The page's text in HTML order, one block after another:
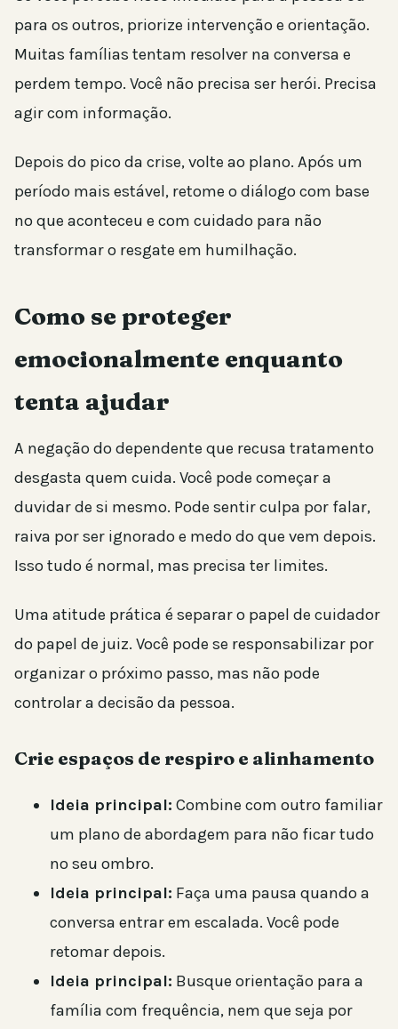
para os outros, priorize intervenção e orientação.
Muitas famílias tentam resolver na conversa e
perdem tempo. Você não precisa ser herói. Precisa
agir com informação.
Depois do pico da crise, volte ao plano. Após um
período mais estável, retome o diálogo com base
no que aconteceu e com cuidado para não
transformar o resgate em humilhação.
Como se proteger
emocionalmente enquanto
tenta ajudar
A negação do dependente que recusa tratamento
desgasta quem cuida. Você pode começar a
duvidar de si mesmo. Pode sentir culpa por falar,
raiva por ser ignorado e medo do que vem depois.
Isso tudo é normal, mas precisa ter limites.
Uma atitude prática é separar o papel de cuidador
do papel de juiz. Você pode se responsabilizar por
organizar o próximo passo, mas não pode
controlar a decisão da pessoa.
Crie espaços de respiro e alinhamento
Ideia principal: Combine com outro familiar
um plano de abordagem para não ficar tudo
no seu ombro.
Ideia principal: Faça uma pausa quando a
conversa entrar em escalada. Você pode
retomar depois.
Ideia principal: Busque orientação para a
família com frequência, nem que seja por